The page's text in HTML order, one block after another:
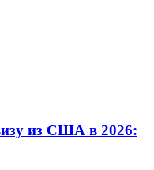
из США в 2026: